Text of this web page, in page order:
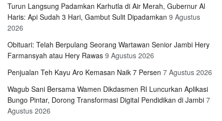
Turun Langsung Padamkan Karhutla di Air Merah, Gubernur Al
Haris: Api Sudah 3 Hari, Gambut Sulit Dipadamkan 9 Agustus
2026
Obituari: Telah Berpulang Seorang Wartawan Senior Jambi Hery
Farmansyah atau Hery Rawas 9 Agustus 2026
Penjualan Teh Kayu Aro Kemasan Naik 7 Persen 7 Agustus 2026
Wagub Sani Bersama Wamen Dikdasmen RI Luncurkan Aplikasi
Bungo Pintar, Dorong Transformasi Digital Pendidikan di Jambi 7
Agustus 2026